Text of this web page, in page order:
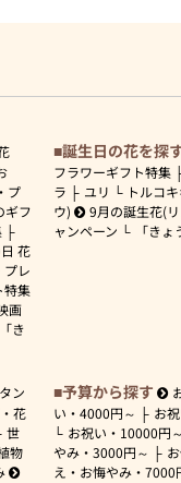
プ
ギフ
花
プレ
特集
画
「き
誕生日の花を探
フラワーギフト特集
ラ
ユリ トルコ
ウ)
9月の誕生花(
ャンペーン
「き
ン
花
世
物
予算から探す
い・ 4000円～ お
お祝い・ 10000円～
やみ・ 3000円～
え・お悔やみ・ 7000